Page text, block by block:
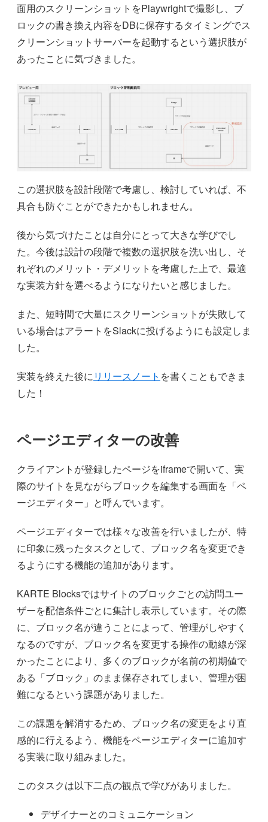
面用のスクリーンショットをPlaywrightで撮影し、ブ
ロックの書き換え内容をDBに保存するタイミングでス
クリーンショットサーバーを起動するという選択肢が
あったことに気づきました。
この選択肢を設計段階で考慮し、検討していれば、不
具合も防ぐことができたかもしれません。
後から気づけたことは自分にとって大きな学びでし
た。今後は設計の段階で複数の選択肢を洗い出し、そ
れぞれのメリット・デメリットを考慮した上で、最適
な実装方針を選べるようになりたいと感じました。
また、短時間で大量にスクリーンショットが失敗して
いる場合はアラートをSlackに投げるようにも設定しま
した。
実装を終えた後にリリースノート を書くこともできま
した！
ページエディターの改善
クライアントが登録したページをiframeで開いて、実
際のサイトを見ながらブロックを編集する画面を「ペ
ージエディター」と呼んでいます。
ページエディターでは様々な改善を行いましたが、特
に印象に残ったタスクとして、ブロック名を変更でき
るようにする機能の追加があります。
KARTE Blocksではサイトのブロックごとの訪問ユー
ザーを配信条件ごとに集計し表示しています。その際
に、ブロック名が違うことによって、管理がしやすく
なるのですが、ブロック名を変更する操作の動線が深
かったことにより、多くのブロックが名前の初期値で
ある「ブロック」のまま保存されてしまい、管理が困
難になるという課題がありました。
この課題を解消するため、ブロック名の変更をより直
感的に行えるよう、機能をページエディターに追加す
る実装に取り組みました。
このタスクは以下二点の観点で学びがありました。
デザイナーとのコミュニケーション